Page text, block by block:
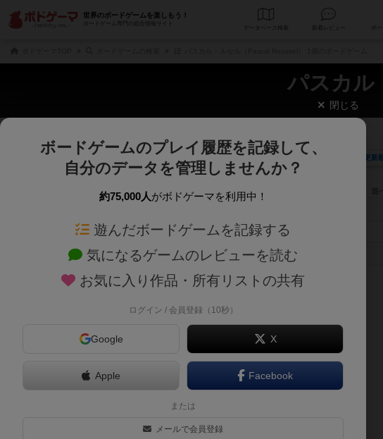
世界のボードゲームを楽しもう！
ボードゲーム専門の総合情報サイト
データベース
パスカル
じっくり表示 更新
商品名、商品説明文、デザイナー名、テーマ名、メカニクス名を対象にフリーワード検索ができま
ゲームデザイナー名を指定して検索できます。
ゲームデザイナー
対象年齢を指定します。 世界観や登場人物などモチーフ・
テーマ/フレーバー
パーフェクトアリバイ
閉じる
ボードゲームのプレイ履歴を記録して、
自分のデータを管理しませんか？
約75,000人がボドゲーマを利用中！
遊んだボードゲームを記録する
気になるゲームのレビューを読む
お気に入り作品・所有リストの共有
ログイン / 会員登録（10秒）
Google X
Apple Facebook
または
メールで会員登録